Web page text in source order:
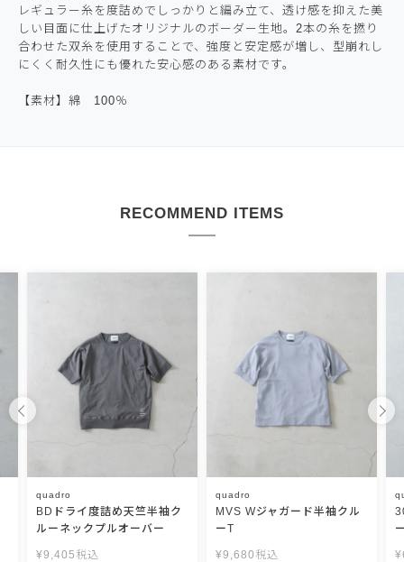
レギュラー糸を度詰めでしっかりと編み立て、透け感を抑えた美
しい目面に仕上げたオリジナルのボーダー生地。2本の糸を撚り
合わせた双糸を使用することで、強度と安定感が増し、型崩れし
にくく耐久性にも優れた安心感のある素材です。
【素材】綿 100％
RECOMMEND ITEMS
quadro
BDドライ度詰め天竺半袖ク
ルーネックプルオーバー
¥9,405 税込
quadro
MVS Wジャガード半袖クル
ーT
¥9,680 税込 ¥